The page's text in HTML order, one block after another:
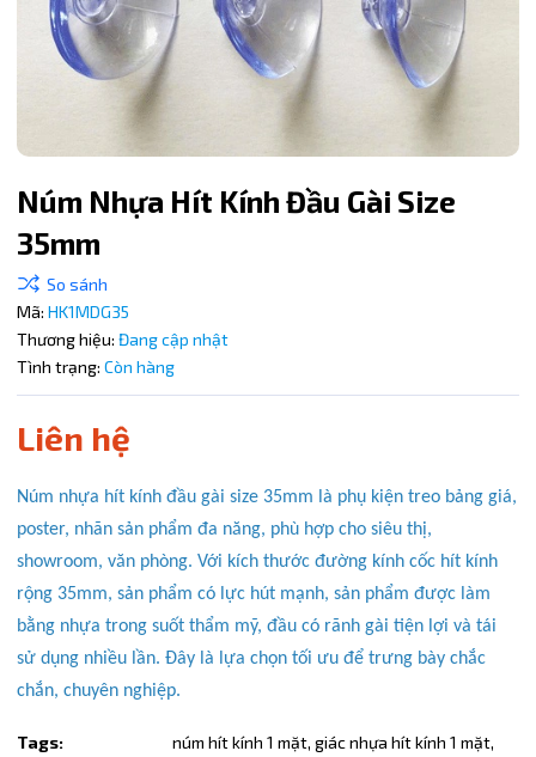
Núm Nhựa Hít Kính Đầu Gài Size
35mm
Mã: HK1MDG35
Thương hiệu: Đang cập nhật
Tình trạng: Còn hàng
Liên hệ
Núm nhựa hít kính đầu gài size 35mm là phụ kiện treo bảng giá,
poster, nhãn sản phẩm đa năng, phù hợp cho siêu thị,
showroom, văn phòng. Với kích thước đường kính cốc hít kính
rộng 35mm, sản phẩm có lực hút mạnh, sản phẩm được làm
bằng nhựa trong suốt thẩm mỹ, đầu có rãnh gài tiện lợi và tái
sử dụng nhiều lần. Đây là lựa chọn tối ưu để trưng bày chắc
chắn, chuyên nghiệp.
Tags: núm hít kính 1 mặt, giác nhựa hít kính 1 mặt,
Ngày hết hạn:
Điều kiện: